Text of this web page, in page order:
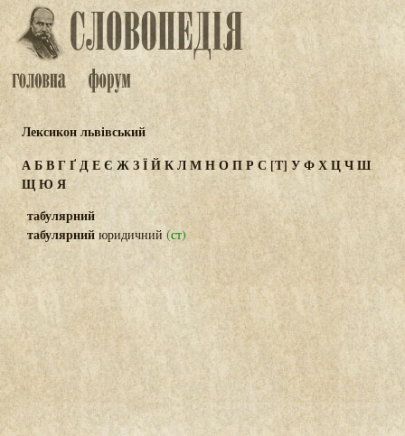
Лексикон львівський
АБВГҐДЕЄ ЖЗЇЙКЛМНОПР С[Т] УФХЦЧШ
ЩЮ Я
табулярний
табулярний юридичний (ст)